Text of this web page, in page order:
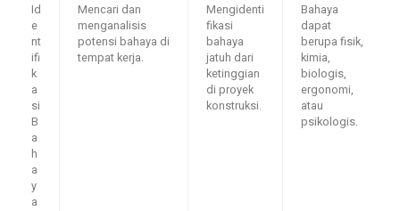
Id
e
nt
ifi
k
a
si
B
a
h
a
y
a
Mencari dan
menganalisis
potensi bahaya di
tempat kerja.
Mengidenti
fikasi
bahaya
jatuh dari
ketinggian
di proyek
konstruksi.
Bahaya
dapat
berupa fisik,
kimia,
biologis,
ergonomi,
atau
psikologis.